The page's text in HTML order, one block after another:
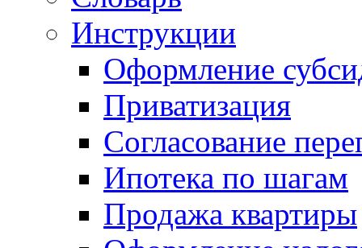
Инструкции
Оформление
Приватизация
Согласование
Ипотека по шагам
Продажа квартиры